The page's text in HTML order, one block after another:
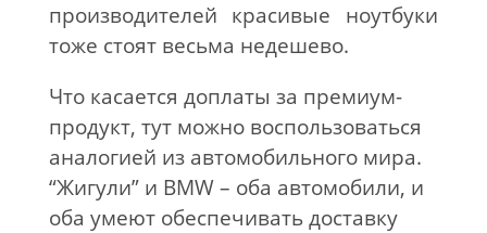
производителей красивые ноутбуки
тоже стоят весьма недешево.
Что касается доплаты за премиум-
продукт, тут можно воспользоваться
аналогией из автомобильного мира.
“Жигули” и BMW – оба автомобили, и
оба умеют обеспечивать доставку